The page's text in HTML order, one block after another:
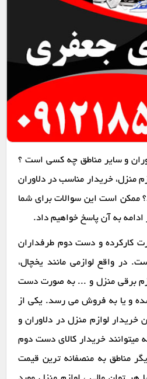
و سایر مناطق چه کسی است ؟
منزل، خریدار مناسب در دلاوران
ممکن است این سوالات برای شما
به آن پاسخ خواهیم داد.
کارکرده و دست دوم طرفداران
در واقع لوازمی مانند یخچال،
برقی منزل و ... به صورت دست
و یا به فروش می رسد. یکی از
خریدار لوازم منزل در دلاوران و
میتوانند خریدار کالای دست دوم
مناطق به منصفانه ترین قیمت